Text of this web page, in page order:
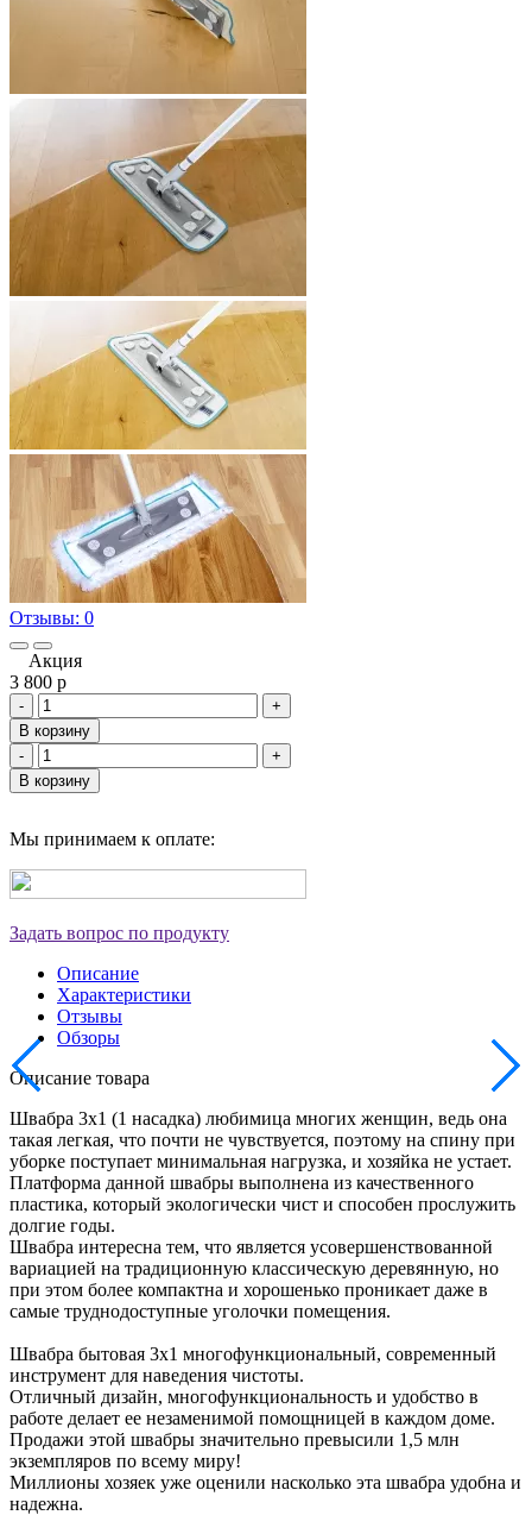
Отзывы: 0
Акция
3 800 p
-
+
В корзину
-
+
В корзину
Мы принимаем к оплате:
Задать вопрос по продукту
Описание
Характеристики
Отзывы
Обзоры
Описание товара
Швабра 3x1 (1 насадка) любимица многих женщин, ведь она
такая легкая, что почти не чувствуется, поэтому на спину при
уборке поступает минимальная нагрузка, и хозяйка не устает.
Платформа данной швабры выполнена из качественного
пластика, который экологически чист и способен прослужить
долгие годы.
Швабра интересна тем, что является усовершенствованной
вариацией на традиционную классическую деревянную, но
при этом более компактна и хорошенько проникает даже в
самые труднодоступные уголочки помещения.
Швабра бытовая 3х1 многофункциональный, современный
инструмент для наведения чистоты.
Отличный дизайн, многофункциональность и удобство в
работе делает ее незаменимой помощницей в каждом доме.
Продажи этой швабры значительно превысили 1,5 млн
экземпляров по всему миру!
Миллионы хозяек уже оценили насколько эта швабра удобна и
надежна.